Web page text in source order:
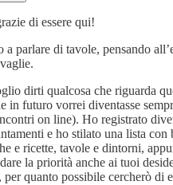
di essere qui!
a parlare di tavole, pensando
dirti qualcosa che riguarda
in futuro vorrei diventasse
on line). Ho registrato
e ho stilato una lista con
e ricette, tavole e dintorni,
la priorità anche ai tuoi
quanto possibile cercherò di